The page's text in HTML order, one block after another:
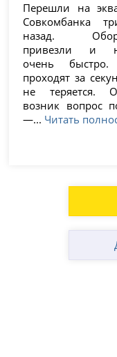
Перешли на
Совкомбанка
назад.
привезли и
очень быстро.
проходят за
не теряется.
возник вопрос
—... Читать